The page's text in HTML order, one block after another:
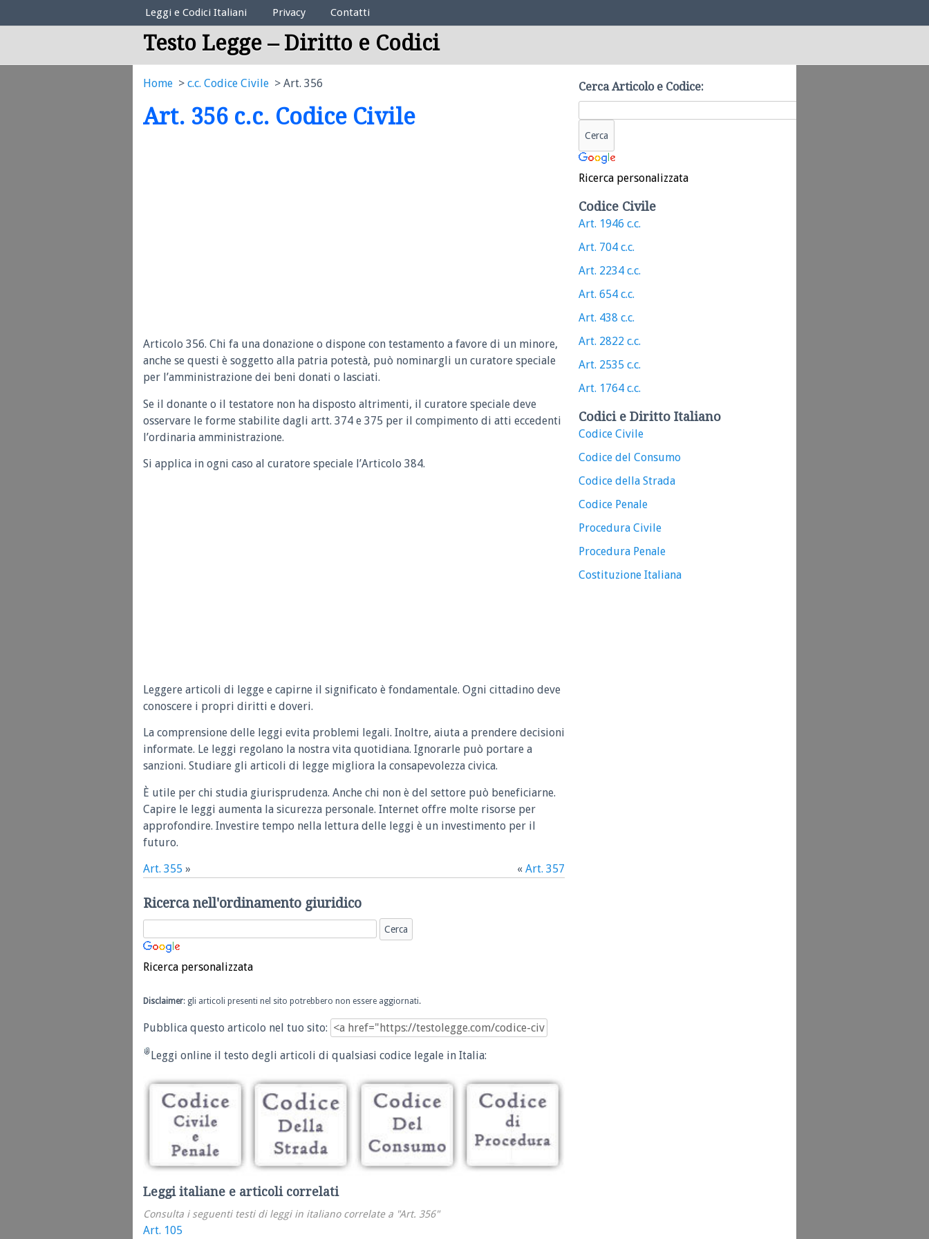
Elenco Codici Legali
Leggi e Codici Italiani Privacy Contatti
Testo Legge – Diritto e Codici
Home c.c. Codice Civile Art. 356
Art. 356 c.c. Codice Civile
Articolo 356. Chi fa una donazione o dispone con testamento a favore di un minore,
anche se questi è soggetto alla patria potestà, può nominargli un curatore speciale
per l’amministrazione dei beni donati o lasciati.
Se il donante o il testatore non ha disposto altrimenti, il curatore speciale deve
osservare le forme stabilite dagli artt. 374 e 375 per il compimento di atti eccedenti
l’ordinaria amministrazione.
Si applica in ogni caso al curatore speciale l’Articolo 384.
Leggere articoli di legge e capirne il significato è fondamentale. Ogni cittadino deve
conoscere i propri diritti e doveri.
La comprensione delle leggi evita problemi legali. Inoltre, aiuta a prendere decisioni
informate. Le leggi regolano la nostra vita quotidiana. Ignorarle può portare a
sanzioni. Studiare gli articoli di legge migliora la consapevolezza civica.
È utile per chi studia giurisprudenza. Anche chi non è del settore può beneficiarne.
Capire le leggi aumenta la sicurezza personale. Internet offre molte risorse per
approfondire. Investire tempo nella lettura delle leggi è un investimento per il
futuro.
Art. 355 » « Art. 357
Ricerca nell'ordinamento giuridico
Ricerca personalizzata
Disclaimer: gli articoli presenti nel sito potrebbero non essere aggiornati.
Pubblica questo articolo nel tuo sito:
Leggi online il testo degli articoli di qualsiasi codice legale in Italia:
Leggi italiane e articoli correlati
Consulta i seguenti testi di leggi in italiano correlate a "Art. 356"
Art. 105
Cerca Articolo e Codice:
Ricerca personalizzata
Codice Civile
Art. 1946 c.c.
Art. 704 c.c.
Art. 2234 c.c.
Art. 654 c.c.
Art. 438 c.c.
Art. 2822 c.c.
Art. 2535 c.c.
Art. 1764 c.c.
Codici e Diritto Italiano
Codice Civile
Codice del Consumo
Codice della Strada
Codice Penale
Procedura Civile
Procedura Penale
Costituzione Italiana